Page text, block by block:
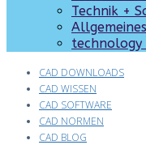
Technik +
Allgemeines
technology
CAD DOWNLOADS
CAD WISSEN
CAD SOFTWARE
CAD NORMEN
CAD BLOG